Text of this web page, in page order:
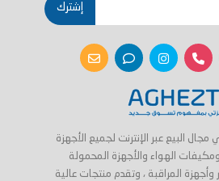
إشترك
البيع عبر الإنترنت لجميع الأجهزة
ومكيفات الهواء والأجهزة المحمولة
وأجهزة المراقبة ، وتقدم منتجات عالية